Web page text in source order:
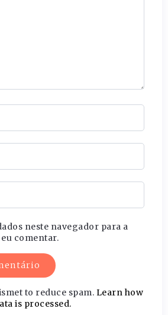
neste navegador para a
comentar.
to reduce spam. Learn how
is processed.